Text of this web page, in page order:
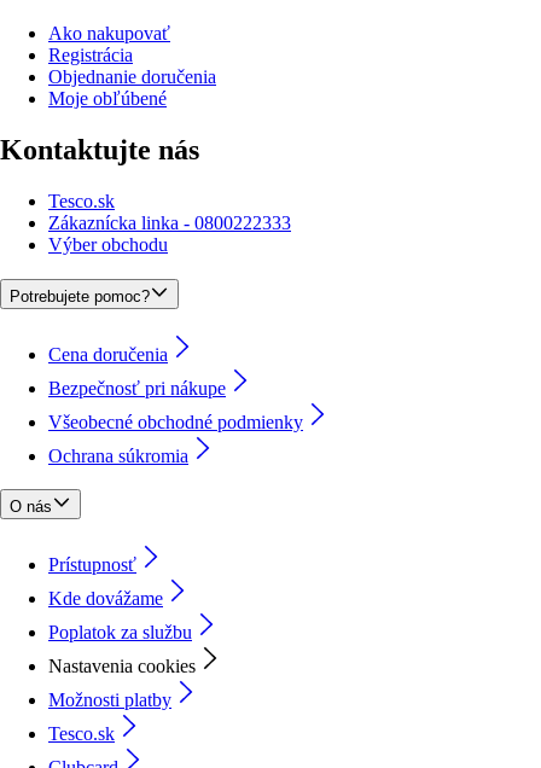
Ako nakupovať
Registrácia
Objednanie doručenia
Moje obľúbené
Kontaktujte nás
Tesco.sk
Zákaznícka linka - 0800222333
Výber obchodu
Potrebujete pomoc?
Cena doručenia
Bezpečnosť pri nákupe
Všeobecné obchodné podmienky
Ochrana súkromia
O nás
Prístupnosť
Kde dovážame
Poplatok za službu
Nastavenia cookies
Možnosti platby
Tesco.sk